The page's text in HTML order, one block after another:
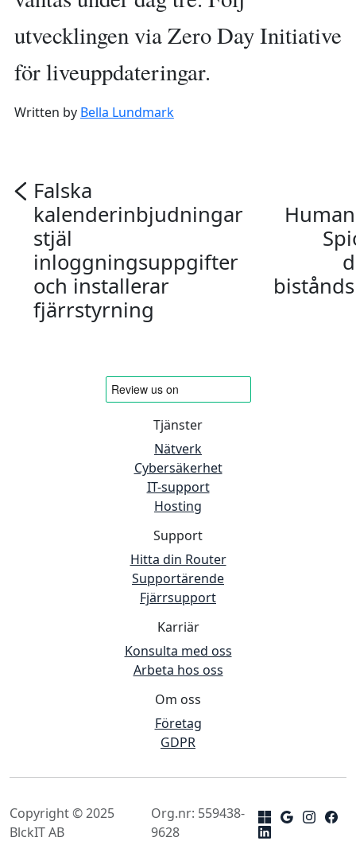
utvecklingen via Zero Day Initiative
för liveuppdateringar.
Written by Bella Lundmark
Falska
kalenderinbjudningar
stjäl
inloggningsuppgifter
och installerar
fjärrstyrning
Tjänster
Nätverk
Cybersäkerhet
IT-support
Hosting
Support
Hitta din Router
Supportärende
Fjärrsupport
Karriär
Konsulta med oss
Arbeta hos oss
Om oss
Företag
GDPR
Copyright © 2025
BlckIT AB
Org.nr: 559438-
9628